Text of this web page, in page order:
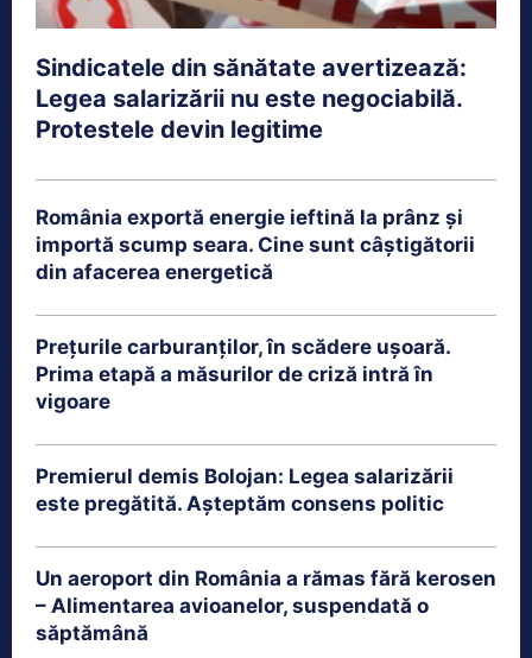
Sindicatele din sănătate avertizează:
Legea salarizării nu este negociabilă.
Protestele devin legitime
România exportă energie ieftină la prânz și
importă scump seara. Cine sunt câștigătorii
din afacerea energetică
Prețurile carburanților, în scădere ușoară.
Prima etapă a măsurilor de criză intră în
vigoare
Premierul demis Bolojan: Legea salarizării
este pregătită. Așteptăm consens politic
Un aeroport din România a rămas fără kerosen
– Alimentarea avioanelor, suspendată o
săptămână